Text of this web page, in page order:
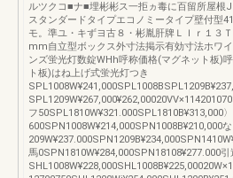
ルツクコ■ナ■埋彬彬ス一拒ヵ毒に百留所屋根
スタンダードタイプエコノミータイプ壁付型
モ。準ユ・キずヨ古８・彬胤肝牌ＬＩｒ１３
mm自立型ボックス外寸法掲示有効寸法ホワ
ンズ蛍光灯数錠WHh呼称価格(マグネット板)
ト板)はね上げ式蛍光灯つき
フ50SPL1810W¥321.000SPL1810B¥313,000
600SPN1008W¥214,000SPN1008B¥210,000
馬0SPN1810W¥284,000SPN18108¥277.000